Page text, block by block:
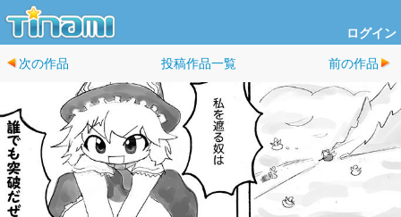
ログイン
次の作品 投稿作品一覧 前の作品